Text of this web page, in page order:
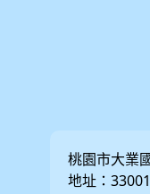
桃園市大業
地址：